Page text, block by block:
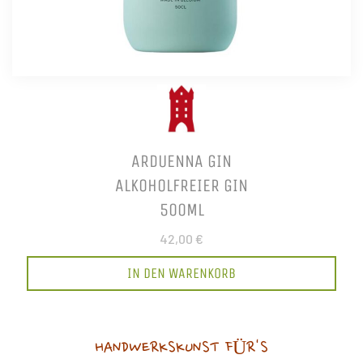
ARDUENNA GIN
ALKOHOLFREIER GIN
500ML
42,00 €
IN DEN WARENKORB
HANDWERKSKUNST FÜR'S